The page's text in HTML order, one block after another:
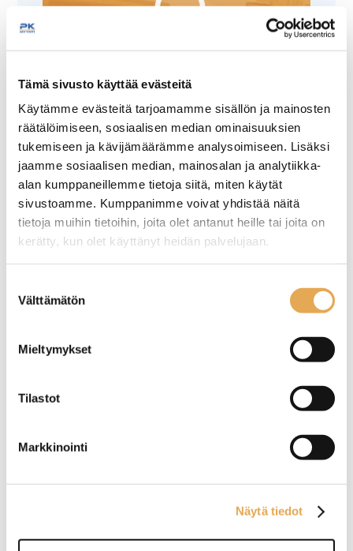
Tämä sivusto käyttää evästeitä
Käytämme evästeitä tarjoamamme sisällön ja mainosten
räätälöimiseen, sosiaalisen median ominaisuuksien
tukemiseen ja kävijämäärämme analysoimiseen. Lisäksi
jaamme sosiaalisen median, mainosalan ja analytiikka-
alan kumppaneillemme tietoja siitä, miten käytät
sivustoamme. Kumppanimme voivat yhdistää näitä
tietoja muihin tietoihin, joita olet antanut heille tai joita on
kerätty, kun olet käyttänyt heidän palvelujaan.
valinta
Välttämätön
Mieltymykset
Tilastot
Markkinointi
Näytä tiedot
Tämäkin laite sopivasti
rahoituksella
TUTUSTU ›
2 säädettävää lankahyllyä ja
Pöytälasikko Tefcold
2 säädettävää lankahyllyä ja